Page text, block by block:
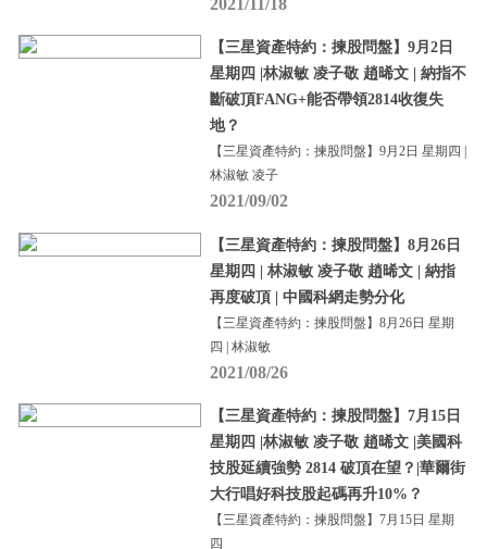
【三星資產特約：揀股問盤】9月2日
星期四 |林淑敏 凌子敬 趙晞文 | 納指不
斷破頂FANG+能否帶領2814收復失
地？
【三星資產特約：揀股問盤】9月2日 星期四 |
林淑敏 凌子
2021/09/02
【三星資產特約：揀股問盤】8月26日
星期四 | 林淑敏 凌子敬 趙晞文 | 納指
再度破頂 | 中國科網走勢分化
【三星資產特約：揀股問盤】8月26日 星期
四 | 林淑敏
2021/08/26
【三星資產特約：揀股問盤】7月15日
星期四 |林淑敏 凌子敬 趙晞文 |美國科
技股延續強勢 2814 破頂在望？|華爾街
大行唱好科技股起碼再升10%？
【三星資產特約：揀股問盤】7月15日 星期
四